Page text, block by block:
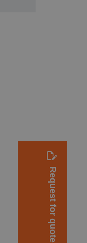
Request for quote